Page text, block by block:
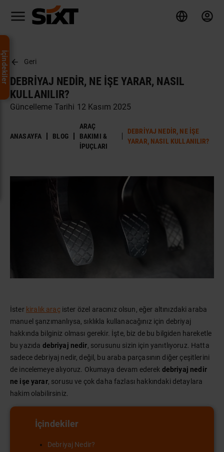
Geri
DEBRIYAJ NEDIR, NE İŞE YARAR, NASIL
KULLANILIR?
Güncelleme Tarihi 12 Kasım 2025
ANASAYFA BLOG
ARAÇ
BAKIMI &
İPUÇLARI
DEBRIYAJ NEDIR, NE İŞE
YARAR, NASIL KULLANILIR?
İster kiralık araçister özel aracınız olsun, eğer altınızdaki araba
manuel şanzımanlıysa, sıklıkla kullanacağınız için debriyaj
hakkında bilginiz olması gerekir. İşte, biz de bu bilgiden hareketle
bu yazıda debriyaj nedir, sorusunu sizin için yanıtlıyoruz. Hatta
sadece debriyaj nedir, değil, bu araba parçasının diğer çeşitlerini
de incelemeye alıyoruz. Okumaya devam ederek debriyaj nedir
ne işe yarar, sorusu ve çok daha fazlası hakkındaki detaylara
hakim olabilirsiniz.
İçindekiler
Debriyaj Nedir?
İçindekiler